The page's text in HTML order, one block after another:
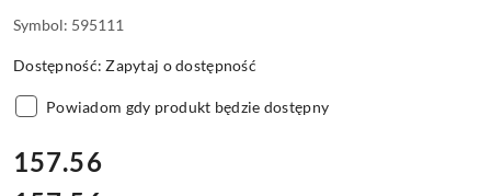
Symbol: 595111
Dostępność:Zapytaj o dostępność
Powiadom gdy produkt będzie dostępny
cena:
157.56